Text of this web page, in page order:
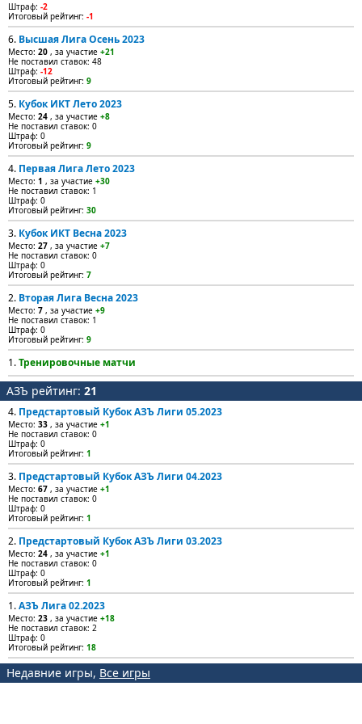
Штраф: -2
Итоговый рейтинг: -1
6. Высшая Лига Осень 2023
Место: 20 , за участие +21
Не поставил ставок: 48
Штраф: -12
Итоговый рейтинг: 9
5. Кубок ИКТ Лето 2023
Место: 24 , за участие +8
Не поставил ставок: 0
Штраф: 0
Итоговый рейтинг: 9
4. Первая Лига Лето 2023
Место: 1 , за участие +30
Не поставил ставок: 1
Штраф: 0
Итоговый рейтинг: 30
3. Кубок ИКТ Весна 2023
Место: 27 , за участие +7
Не поставил ставок: 0
Штраф: 0
Итоговый рейтинг: 7
2. Вторая Лига Весна 2023
Место: 7 , за участие +9
Не поставил ставок: 1
Штраф: 0
Итоговый рейтинг: 9
1.Тренировочные матчи
АЗЪ рейтинг: 21
4. Предстартовый Кубок АЗЪ Лиги 05.2023
Место: 33 , за участие +1
Не поставил ставок: 0
Штраф: 0
Итоговый рейтинг: 1
3. Предстартовый Кубок АЗЪ Лиги 04.2023
Место: 67 , за участие +1
Не поставил ставок: 0
Штраф: 0
Итоговый рейтинг: 1
2. Предстартовый Кубок АЗЪ Лиги 03.2023
Место: 24 , за участие +1
Не поставил ставок: 0
Штраф: 0
Итоговый рейтинг: 1
1.АЗЪ Лига 02.2023
Место: 23 , за участие +18
Не поставил ставок: 2
Штраф: 0
Итоговый рейтинг: 18
Недавние игры, Все игры